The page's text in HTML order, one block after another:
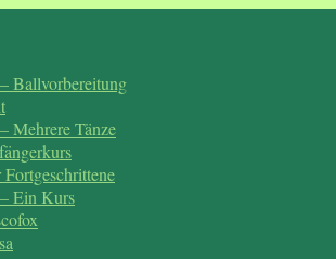
Ballvorbereitung
Mehrere Tänze
Fortgeschrittene
Ein Kurs